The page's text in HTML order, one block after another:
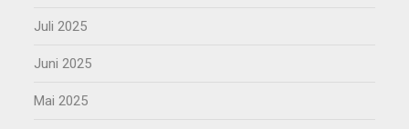
Juli 2025
Juni 2025
Mai 2025